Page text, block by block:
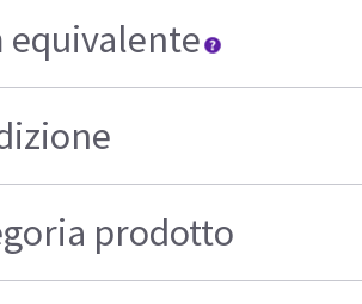
equivalente
prodotto